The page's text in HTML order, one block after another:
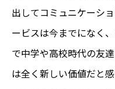
出してコミュニケーシ
ービスは今までになく
で中学や高校時代の友
は全く新しい価値だと感